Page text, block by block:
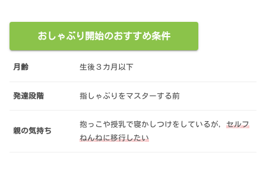
おしゃぶり開始のおすすめ条件
月齢 生後３カ月以下
発達段階 指しゃぶりをマスターする前
親の気持ち
抱っこや授乳で寝かしつけをしているが， セルフ
ねんねに移行したい